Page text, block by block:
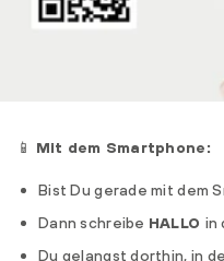
📱 Mit dem Smartphone:
Bist Du gerade mit dem
Dann schreibe HALLO in
Du gelangst dorthin, in